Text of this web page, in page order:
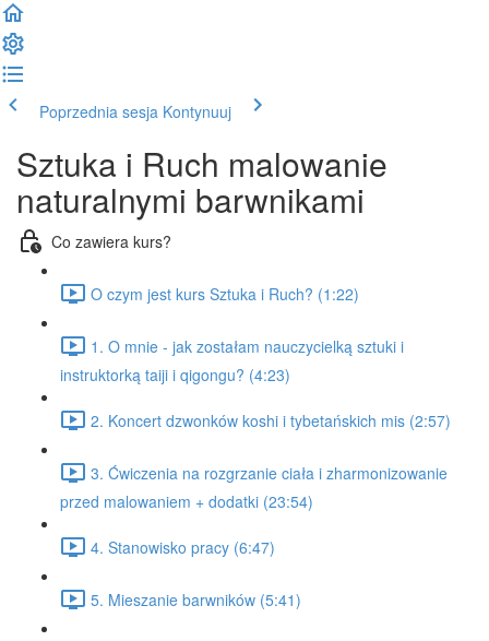
Poprzednia sesja Kontynuuj
Sztuka i Ruch malowanie
naturalnymi barwnikami
Co zawiera kurs?
O czym jest kurs Sztuka i Ruch? (1:22)
1. O mnie - jak zostałam nauczycielką sztuki i
instruktorką taiji i qigongu? (4:23)
2. Koncert dzwonków koshi i tybetańskich mis (2:57)
3. Ćwiczenia na rozgrzanie ciała i zharmonizowanie
przed malowaniem + dodatki (23:54)
4. Stanowisko pracy (6:47)
5. Mieszanie barwników (5:41)